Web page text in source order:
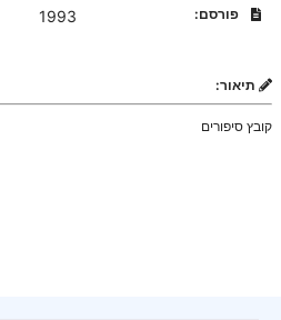
פורסם: 1993
תיאור:
קובץ סיפורים